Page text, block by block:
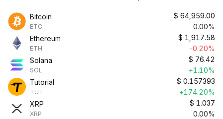
Bitcoin
BTC
$ 64,959.00
0.00%
Ethereum
ETH
$ 1,917.58
-0.20%
Solana
SOL
$ 76.42
+1.10%
Tutorial
TUT
$ 0.157393
+174.20%
XRP
XRP
$ 1.037
0.00%